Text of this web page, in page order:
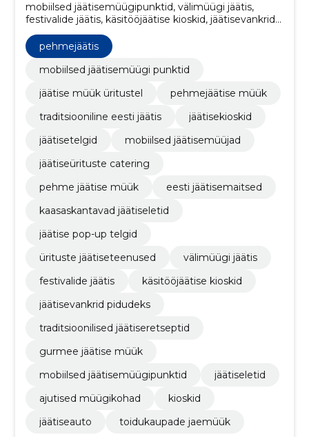
mobiilsed jäätisemüügipunktid, välimüügi jäätis,
festivalide jäätis, käsitööjäätise kioskid, jäätisevankrid
pidudeks, traditsioonilised jäätiseretseptid, gurmee
jäätise müük, ajutised müügikohad, jäätiseauto,
kioskid
pehmejäätis
mobiilsed jäätisemüügi punktid
jäätise müük üritustel
pehmejäätise müük
traditsiooniline eesti jäätis
jäätisekioskid
jäätisetelgid
mobiilsed jäätisemüüjad
jäätiseürituste catering
pehme jäätise müük
eesti jäätisemaitsed
kaasaskantavad jäätiseletid
jäätise pop-up telgid
ürituste jäätiseteenused
välimüügi jäätis
festivalide jäätis
käsitööjäätise kioskid
jäätisevankrid pidudeks
traditsioonilised jäätiseretseptid
gurmee jäätise müük
mobiilsed jäätisemüügipunktid
jäätiseletid
ajutised müügikohad
kioskid
jäätiseauto
toidukaupade jaemüük